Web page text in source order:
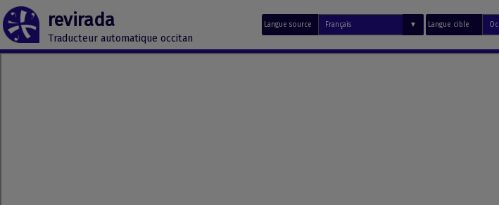
revirada
Traducteur automatique occitan
Langue source Langue cible